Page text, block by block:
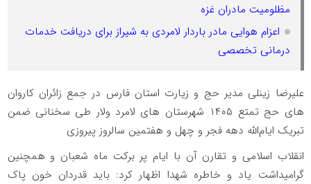
مظلومیت مادران غزه
اعزام هوایی مادر باردار لامردی به شیراز برای دریافت خدمات
درمانی تخصصی
علیرضا زینلی مدیر حج و زیارت استان فارس در جمع زائران کاروان
های حج تمتع ۱۴۰۵ شهرستان های لامرد ولار طی سخنانی ضمن
تبریک ایام‌الله دهه فجر و چهل و هفتمین سالروز پیروزی
انقلاب اسلامی و تقارن آن با ایام پر برکت ماه شعبان و همچنین
گرامیداشت یاد و خاطره شهدا اظهار کرد: باید قدردان خون پاک